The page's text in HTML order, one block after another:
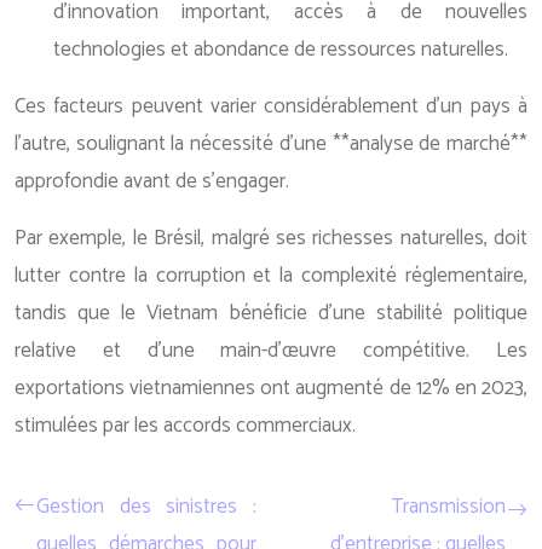
d’innovation important, accès à de nouvelles
technologies et abondance de ressources naturelles.
Ces facteurs peuvent varier considérablement d’un pays à
l’autre, soulignant la nécessité d’une **analyse de marché**
approfondie avant de s’engager.
Par exemple, le Brésil, malgré ses richesses naturelles, doit
lutter contre la corruption et la complexité réglementaire,
tandis que le Vietnam bénéficie d’une stabilité politique
relative et d’une main-d’œuvre compétitive. Les
exportations vietnamiennes ont augmenté de 12% en 2023,
stimulées par les accords commerciaux.
Gestion des sinistres :
Transmission